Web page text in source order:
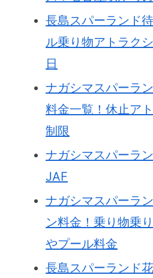
長島スパーランド
ル乗り物アトラク
日
ナガシマスパーラ
料金一覧！休止ア
制限
ナガシマスパーラ
JAF
ナガシマスパーラ
ン料金！乗り物乗
やプール料金
長島スパーランド